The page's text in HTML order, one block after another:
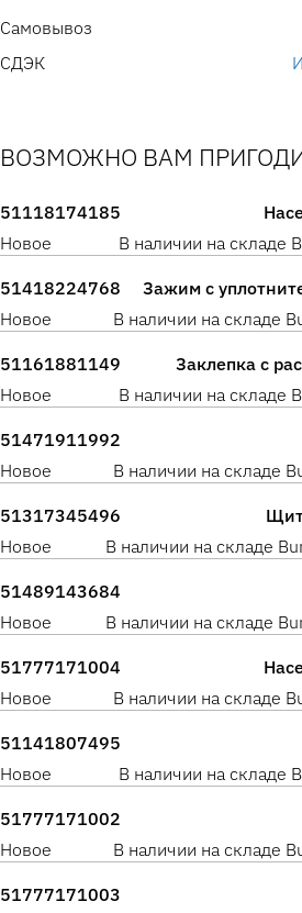
Самовывоз
СДЭК
ВОЗМОЖНО ВАМ
51118174185
Новое
В наличии на складе
51418224768
Зажим с
Новое
В наличии на складе
51161881149
Заклепка с
Новое
В наличии на складе
51471911992
Новое
В наличии на складе
51317345496
Новое
В наличии на складе
51489143684
Новое
В наличии на складе
51777171004
Новое
В наличии на складе
51141807495
Новое
В наличии на складе
51777171002
Новое
В наличии на складе
51777171003